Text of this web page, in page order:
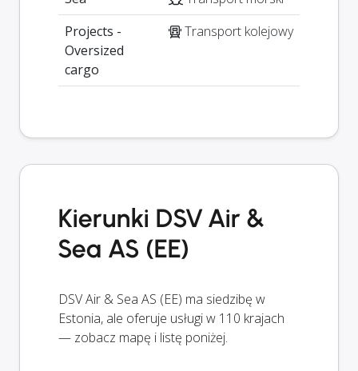
Projects -
Oversized
cargo
Transport kolejowy
Kierunki DSV Air &
Sea AS (EE)
DSV Air & Sea AS (EE) ma siedzibę w
Estonia, ale oferuje usługi w 110 krajach
— zobacz mapę i listę poniżej.